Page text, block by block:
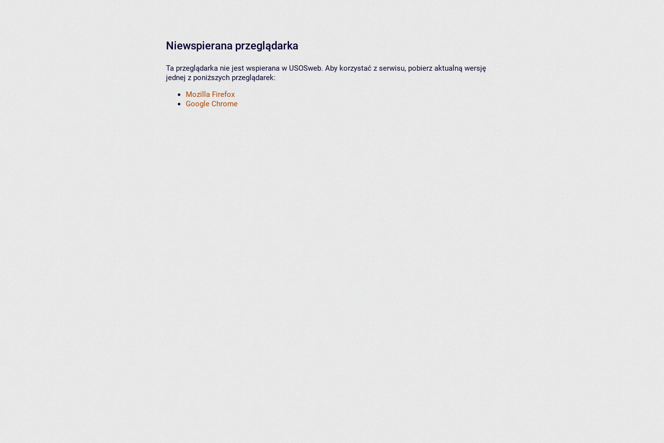
Niewspierana przeglądarka
Ta przeglądarka nie jest wspierana w USOSweb. Aby korzystać z serwisu, pobierz aktualną wersję
jednej z poniższych przeglądarek:
Mozilla Firefox
Google Chrome